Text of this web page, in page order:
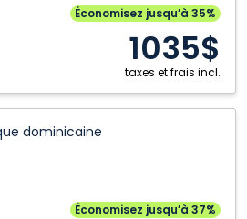
Économisez jusqu’à 35%
1035$
taxes et frais incl.
dominicaine
Économisez jusqu’à 37%